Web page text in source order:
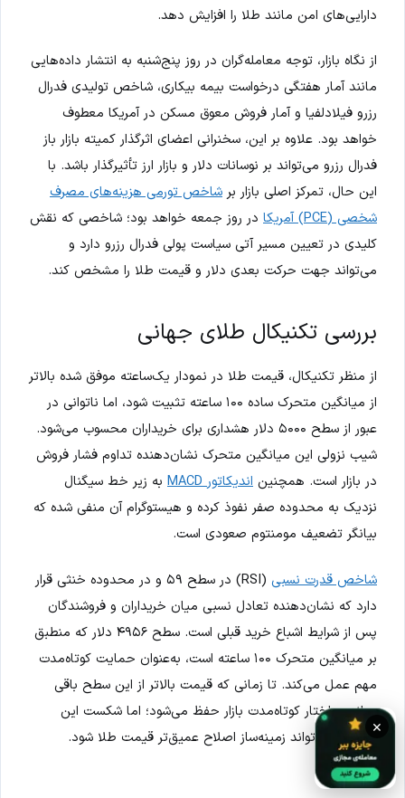
دارایی‌های امن مانند طلا را افزایش دهد.
از نگاه بازار، توجه معامله‌گران در روز پنج‌شنبه به انتشار داده‌هایی
مانند آمار هفتگی درخواست بیمه بیکاری، شاخص تولیدی فدرال
رزرو فیلادلفیا و آمار فروش معوق مسکن در آمریکا معطوف
خواهد بود. علاوه بر این، سخنرانی اعضای اثرگذار کمیته بازار باز
فدرال رزرو می‌تواند بر نوسانات دلار و بازار ارز تأثیرگذار باشد. با
این حال، تمرکز اصلی بازار بر شاخص تورمی هزینه‌های مصرف
شخصی (PCE) آمریکا
در روز جمعه خواهد بود؛ شاخصی که نقش
کلیدی در تعیین مسیر آتی سیاست پولی فدرال رزرو دارد و
می‌تواند جهت حرکت بعدی دلار و قیمت طلا را مشخص کند.
بررسی تکنیکال طلای جهانی
از منظر تکنیکال، قیمت طلا در نمودار یک‌ساعته موفق شده بالاتر
از میانگین متحرک ساده ۱۰۰ ساعته تثبیت شود، اما ناتوانی در
عبور از سطح ۵۰۰۰ دلار هشداری برای خریداران محسوب می‌شود.
شیب نزولی این میانگین متحرک نشان‌دهنده تداوم فشار فروش
در بازار است. همچنین اندیکاتور MACD
به زیر خط سیگنال
نزدیک به محدوده صفر نفوذ کرده و هیستوگرام آن منفی شده که
بیانگر تضعیف مومنتوم صعودی است.
شاخص قدرت نسبی
(RSI) در سطح ۵۹ و در محدوده خنثی قرار
دارد که نشان‌دهنده تعادل نسبی میان خریداران و فروشندگان
پس از شرایط اشباع خرید قبلی است. سطح ۴۹۵۶ دلار که منطبق
بر میانگین متحرک ۱۰۰ ساعته است، به‌عنوان حمایت کوتاه‌مدت
مهم عمل می‌کند. تا زمانی که قیمت بالاتر از این سطح باقی
بماند، ساختار کوتاه‌مدت بازار حفظ می‌شود؛ اما شکست این
حمایت می‌تواند زمینه‌ساز اصلاح عمیق‌تر قیمت طلا شود.
×